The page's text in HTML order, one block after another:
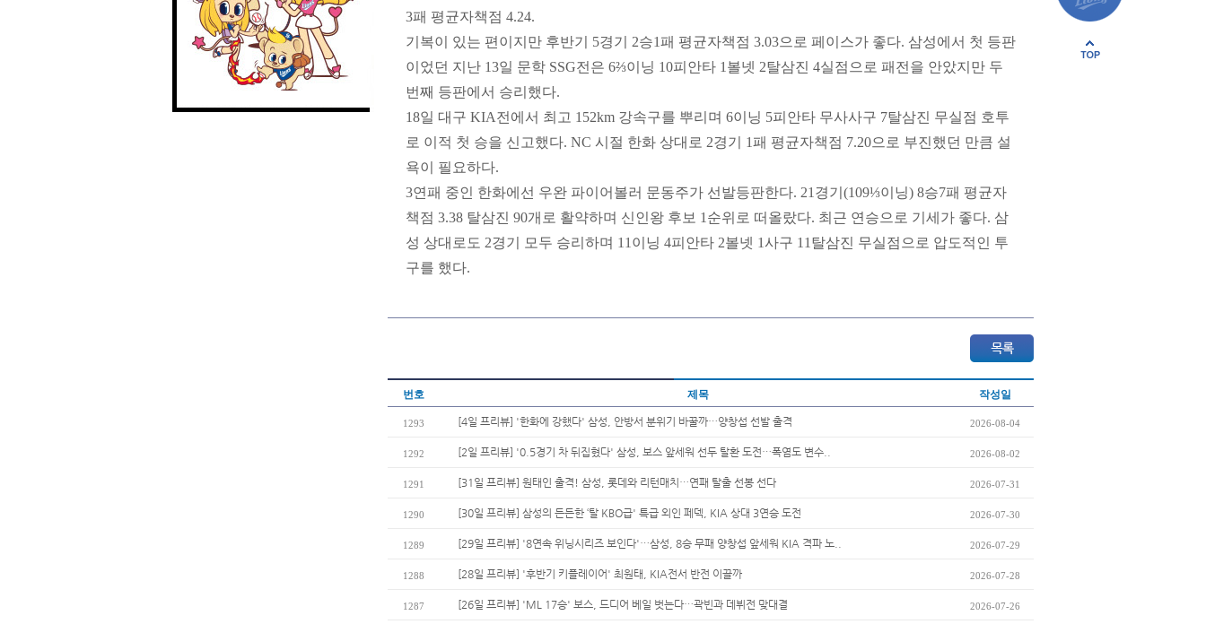
3패 평균자책점 4.24.
기복이 있는 편이지만 후반기 5경기 2승1패 평균자책점 3.03으로 페이스가 좋다. 삼성에서 첫 등판
이었던 지난 13일 문학 SSG전은 6⅔이닝 10피안타 1볼넷 2탈삼진 4실점으로 패전을 안았지만 두
번째 등판에서 승리했다.
18일 대구 KIA전에서 최고 152km 강속구를 뿌리며 6이닝 5피안타 무사사구 7탈삼진 무실점 호투
로 이적 첫 승을 신고했다. NC 시절 한화 상대로 2경기 1패 평균자책점 7.20으로 부진했던 만큼 설
욕이 필요하다.
3연패 중인 한화에선 우완 파이어볼러 문동주가 선발등판한다. 21경기(109⅓이닝) 8승7패 평균자
책점 3.38 탈삼진 90개로 활약하며 신인왕 후보 1순위로 떠올랐다. 최근 연승으로 기세가 좋다. 삼
성 상대로도 2경기 모두 승리하며 11이닝 4피안타 2볼넷 1사구 11탈삼진 무실점으로 압도적인 투
구를 했다.
번호 제목 작성일
1293 [4일 프리뷰] '한화에 강했다' 삼성, 안방서 분위기 바꿀까…양창섭 선발 출격 2026-08-04
1292 [2일 프리뷰] '0.5경기 차 뒤집혔다' 삼성, 보스 앞세워 선두 탈환 도전…폭염도 변수.. 2026-08-02
1291 [31일 프리뷰] 원태인 출격! 삼성, 롯데와 리턴매치…연패 탈출 선봉 선다 2026-07-31
1290 [30일 프리뷰] 삼성의 든든한 ‘탈 KBO급' 특급 외인 페덱, KIA 상대 3연승 도전 2026-07-30
1289 [29일 프리뷰] '8연속 위닝시리즈 보인다'…삼성, 8승 무패 양창섭 앞세워 KIA 격파 노.. 2026-07-29
1288 [28일 프리뷰] '후반기 키플레이어' 최원태, KIA전서 반전 이끌까 2026-07-28
1287 [26일 프리뷰] 'ML 17승' 보스, 드디어 베일 벗는다…곽빈과 데뷔전 맞대결 2026-07-26